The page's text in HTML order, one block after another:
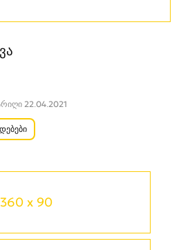
360 x 90
22.04.2021